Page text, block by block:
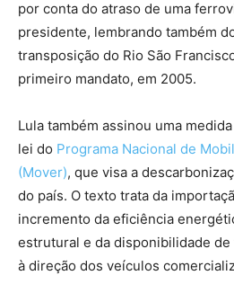
por conta do atraso de uma
presidente, lembrando também
transposição do Rio São
primeiro mandato, em 2005.
Lula também assinou uma
lei do Programa Nacional de
(Mover), que visa a
do país. O texto trata da
incremento da eficiência
estrutural e da disponibilidade
à direção dos veículos